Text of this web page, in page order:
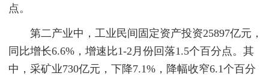
点。
第二产业中，工业民间固定资产投资25897亿元，
同比增长6.6%，增速比1-2月份回落1.5个百分点。其
中，采矿业730亿元，下降7.1%，降幅收窄6.1个百分